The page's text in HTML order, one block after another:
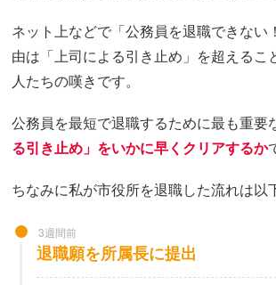
ネット上などで「公務員を退職できない
由は「上司による引き止め」を超えるこ
人たちの嘆きです。
公務員を最短で退職するために最も重要
る引き止め」をいかに早くクリアするか
ちなみに私が市役所を退職した流れは以
3週間前
退職願を所属長に提出